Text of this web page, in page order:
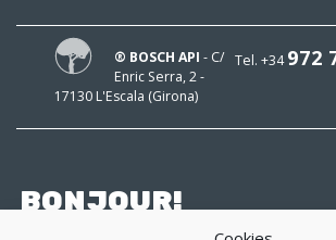
Tel. +34972
® BOSCH API - C/
Enric Serra, 2 -
17130 L'Escala (Girona)
BONJOUR!